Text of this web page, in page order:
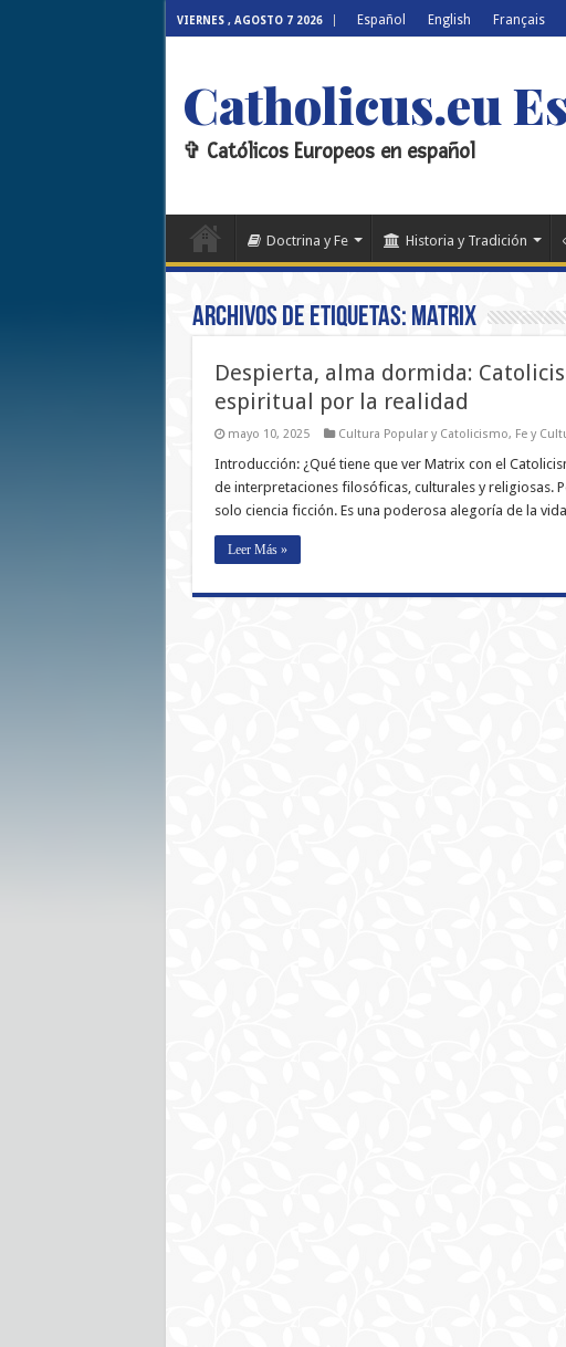
VIERNES , AGOSTO 7 2026 Español English Français
Catholicus.eu
✞ Católicos Europeos en español
Doctrina y Fe Historia y Tradición
Archivos de etiquetas: Matrix
Despierta, alma dormida:
espiritual por la realidad
mayo 10, 2025 Cultura Popular y Catolicismo, Fe y
Introducción: ¿Qué tiene que ver Matrix con el
de interpretaciones filosóficas, culturales y religiosas.
solo ciencia ficción. Es una poderosa alegoría de la
Leer Más »